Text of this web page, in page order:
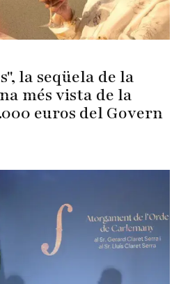
la seqüela de la
més vista de la
euros del Govern